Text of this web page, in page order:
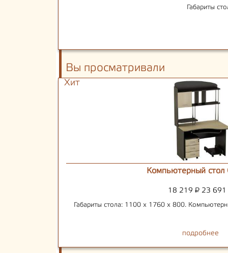
Габариты
Вы просматривали
Хит
Компьютерный стол
18 219 ₽ 23 691
Габариты стола: 1100 х 1760 х 800.
подробнее